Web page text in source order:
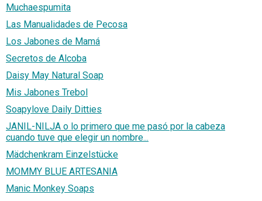
Muchaespumita
Las Manualidades de Pecosa
Los Jabones de Mamá
Secretos de Alcoba
Daisy May Natural Soap
Mis Jabones Trebol
Soapylove Daily Ditties
JANIL-NILJA o lo primero que me pasó por la cabeza
cuando tuve que elegir un nombre...
Mädchenkram Einzelstücke
MOMMY BLUE ARTESANIA
Manic Monkey Soaps